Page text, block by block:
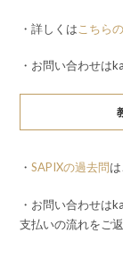
・詳しくは こちら
・お問い合わせは
・ SAPIXの過去問
・お問い合わせは
支払いの流れをご返